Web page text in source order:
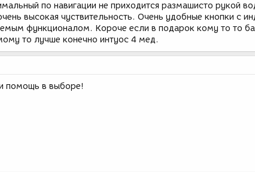
по навигации не приходится размашисто рукой
высокая чуствительность. Очень удобные кнопки с
функционалом. Короче если в подарок кому то то
то лучше конечно интуос 4 мед.
помощь в выборе!